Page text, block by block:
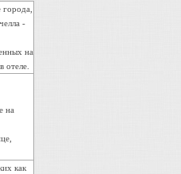
-
на
отеле.
на
как